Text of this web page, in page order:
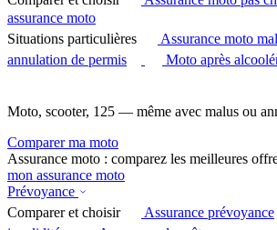
assurance moto
Situations particulières
Assurance moto
annulation de permis
Moto après
Moto, scooter, 125 — même avec malus ou
Comparer ma moto
Assurance moto : comparez les meilleures
mon assurance moto
Prévoyance
Comparer et choisir
Assurance prévoyance